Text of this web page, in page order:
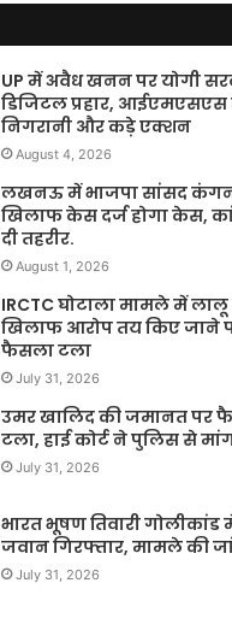
UP में अवैध खनन पर योगी
डिजिटल प्रहार,
निगरानी और कड़े एक्शन
August 4, 2026
लखनऊ में भाजपा सांसद
खिलाफ केस दर्ज होगा केस,
दी तहरीर.
August 1, 2026
IRCTC घोटाला मामले में लालू
खिलाफ आरोप तय किए जाने
फैसला टला
July 31, 2026
उमर खालिद की जमानत पर
टला, हाई कोर्ट ने पुलिस से
July 31, 2026
भारत भूषण तिवारी गोलीकांड
जवान गिरफ्तार, मामले की
July 31, 2026